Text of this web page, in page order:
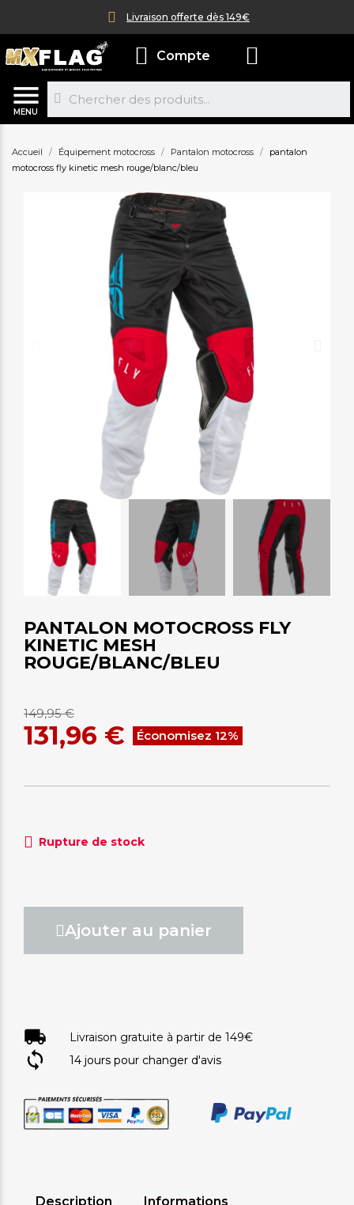
Livraison offerte dès 149€
MENU
Compte
Accueil Équipement motocross Pantalon motocross
pantalon
motocross fly kinetic mesh rouge/blanc/bleu
PANTALON MOTOCROSS FLY
KINETIC MESH
ROUGE/BLANC/BLEU
149,95 €
131,96 € Économisez 12%
Rupture de stock
Ajouter au panier
Livraison gratuite à partir de 149€
14 jours pour changer d'avis
Description Informations